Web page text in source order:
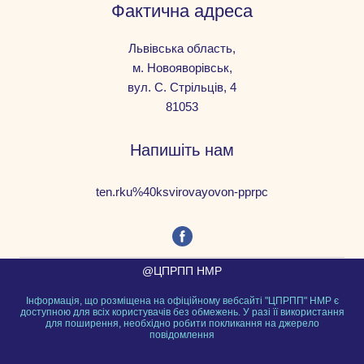
Фактична адреса
Львівська область,
м. Новояворівськ,
вул. С. Стрільців, 4
81053
Напишіть нам
ten.rku%40ksvirovayovon-pprpc
@ЦПРПП НМР
Інформація, що розміщена на офіційному вебсайті "ЦПРПП" НМР є
доступною для всіх користувачів без обмежень. У разі її використання
для поширення, необхідно робити покликання на джерело
повідомлення